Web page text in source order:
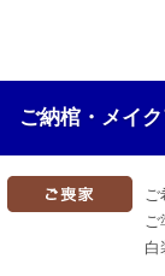
ご納棺・メイ
ご
ご
白